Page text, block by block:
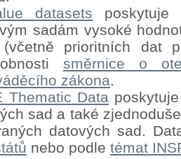
datasets
sadám vysoké
prioritních dat
směrnice o
zákona.
Thematic Dataposkytuje
sad a také
datových sad.
nebo podle témat